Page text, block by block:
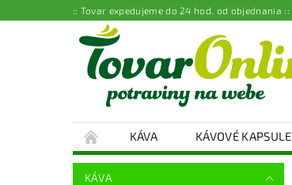
:: Tovar expedujeme do 24 hod. od objednania ::
KÁVA KÁVOVÉ KAPSULE
KÁVA